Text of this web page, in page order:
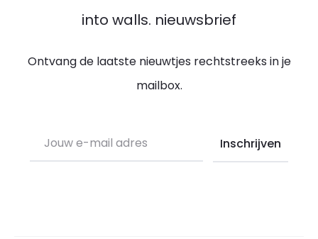
into walls. nieuwsbrief
Ontvang de laatste nieuwtjes rechtstreeks in je
mailbox.